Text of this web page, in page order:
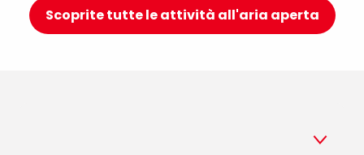
Scoprite tutte le attività all'aria aperta